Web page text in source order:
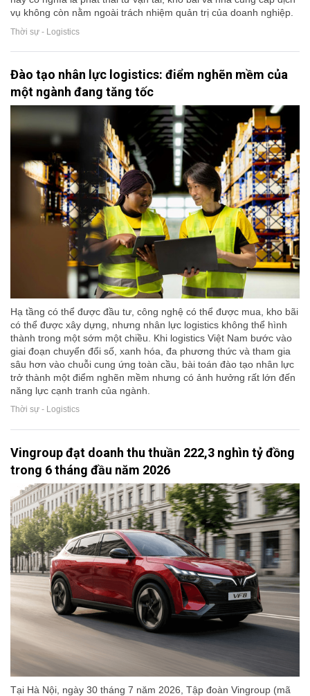
vụ không còn nằm ngoài trách nhiệm quản trị của doanh nghiệp.
Thời sự - Logistics
Đào tạo nhân lực logistics: điểm nghẽn mềm của
một ngành đang tăng tốc
Hạ tầng có thể được đầu tư, công nghệ có thể được mua, kho bãi
có thể được xây dựng, nhưng nhân lực logistics không thể hình
thành trong một sớm một chiều. Khi logistics Việt Nam bước vào
giai đoạn chuyển đổi số, xanh hóa, đa phương thức và tham gia
sâu hơn vào chuỗi cung ứng toàn cầu, bài toán đào tạo nhân lực
trở thành một điểm nghẽn mềm nhưng có ảnh hưởng rất lớn đến
năng lực cạnh tranh của ngành.
Thời sự - Logistics
Vingroup đạt doanh thu thuần 222,3 nghìn tỷ đồng
trong 6 tháng đầu năm 2026
Tại Hà Nội, ngày 30 tháng 7 năm 2026, Tập đoàn Vingroup (mã